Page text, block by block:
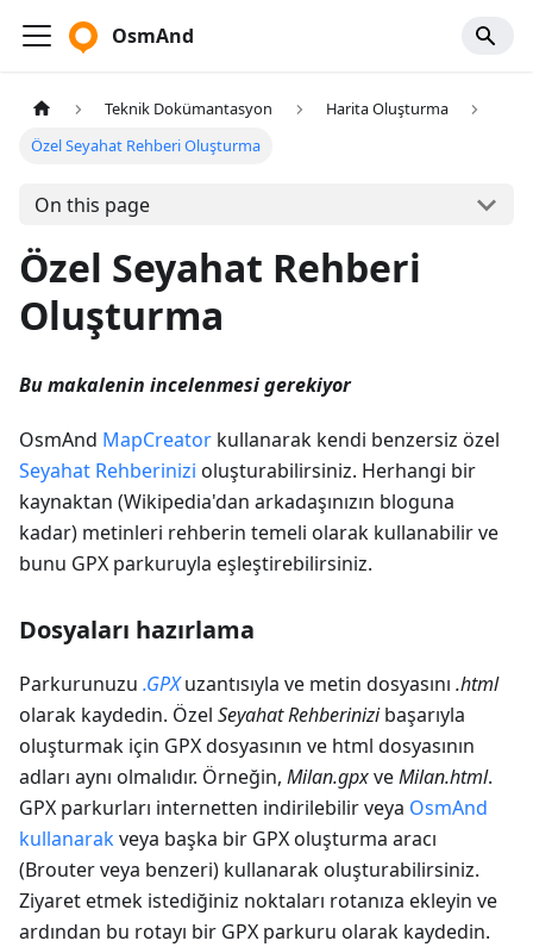
OsmAnd
Teknik Dokümantasyon
Harita Oluşturma
Özel Seyahat Rehberi Oluşturma
On this page
Özel Seyahat Rehberi
Oluşturma
Bu makalenin incelenmesi gerekiyor
OsmAnd MapCreator kullanarak kendi benzersiz özel
Seyahat Rehberinizi oluşturabilirsiniz. Herhangi bir
kaynaktan (Wikipedia'dan arkadaşınızın bloguna
kadar) metinleri rehberin temeli olarak kullanabilir ve
bunu GPX parkuruyla eşleştirebilirsiniz.
Dosyaları hazırlama
Parkurunuzu .GPXuzantısıyla ve metin dosyasını .html
olarak kaydedin. Özel Seyahat Rehberinizibaşarıyla
oluşturmak için GPX dosyasının ve html dosyasının
adları aynı olmalıdır. Örneğin, Milan.gpxveMilan.html.
GPX parkurları internetten indirilebilir veya OsmAnd
kullanarakveya başka bir GPX oluşturma aracı
(Brouter veya benzeri) kullanarak oluşturabilirsiniz.
Ziyaret etmek istediğiniz noktaları rotanıza ekleyin ve
ardından bu rotayı bir GPX parkuru olarak kaydedin.